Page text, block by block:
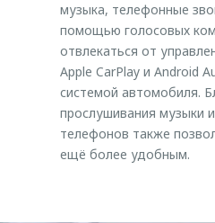
музыка, телефонные
помощью голосовых
отвлекаться от
Apple CarPlay и Android
системой автомобиля.
прослушивания музыки
телефонов также
ещё более удобным.